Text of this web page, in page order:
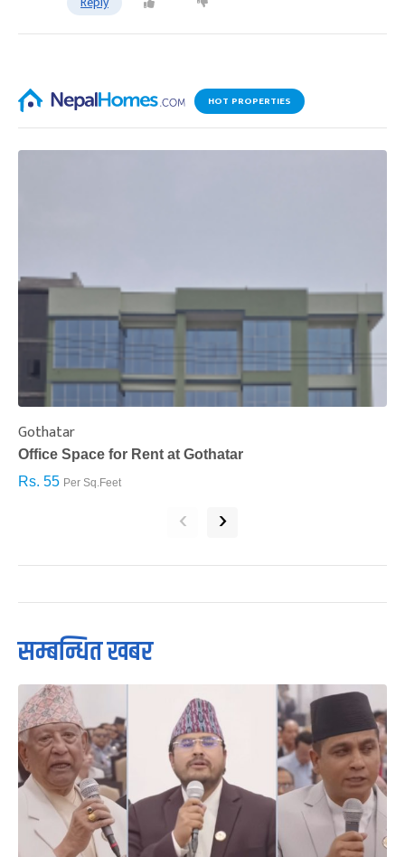
HOT PROPERTIES
Gothatar
Office Space for Rent at Gothatar
Rs. 55 Per Sq.Feet
‹ ›
सम्बन्धित खबर